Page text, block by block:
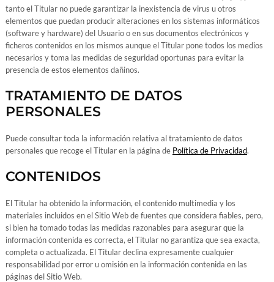
tanto el Titular no puede garantizar la inexistencia de virus u otros
elementos que puedan producir alteraciones en los sistemas informáticos
(software y hardware) del Usuario o en sus documentos electrónicos y
ficheros contenidos en los mismos aunque el Titular pone todos los medios
necesarios y toma las medidas de seguridad oportunas para evitar la
presencia de estos elementos dañinos.
TRATAMIENTO DE DATOS
PERSONALES
Puede consultar toda la información relativa al tratamiento de datos
personales que recoge el Titular en la página de Política de Privacidad.
CONTENIDOS
El Titular ha obtenido la información, el contenido multimedia y los
materiales incluidos en el Sitio Web de fuentes que considera fiables, pero,
si bien ha tomado todas las medidas razonables para asegurar que la
información contenida es correcta, el Titular no garantiza que sea exacta,
completa o actualizada. El Titular declina expresamente cualquier
responsabilidad por error u omisión en la información contenida en las
páginas del Sitio Web.